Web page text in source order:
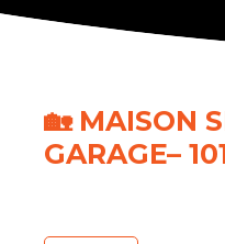
🏡 MAISON
GARAGE–